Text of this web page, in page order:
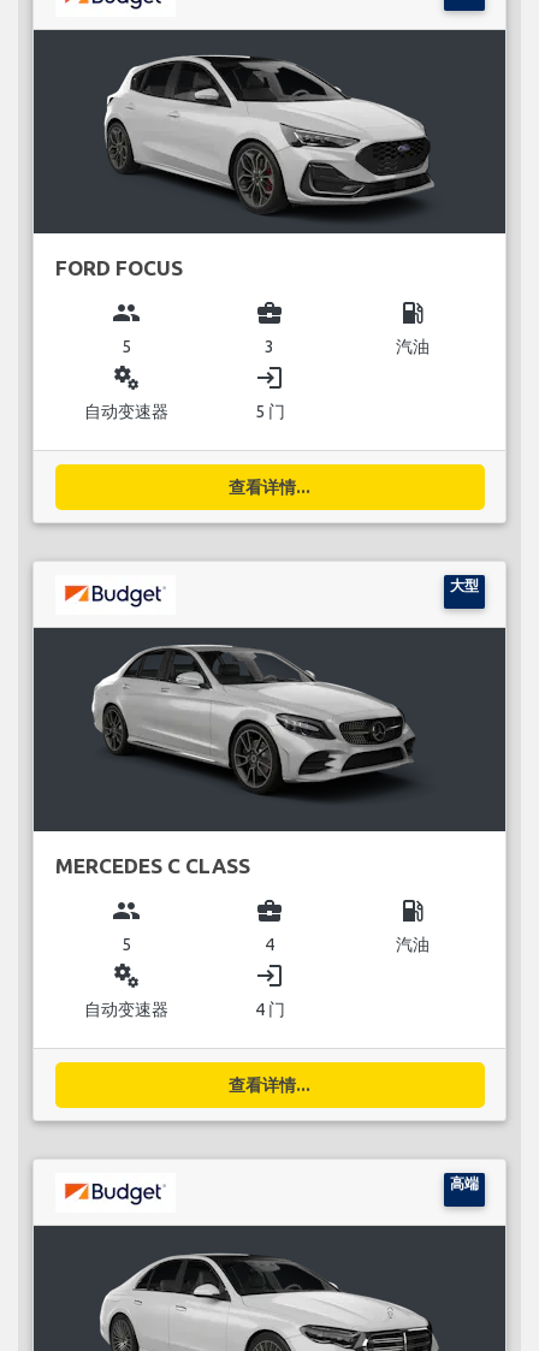
FORD FOCUS
group
5
business_center
3
local_gas_station
汽油
miscellaneous_services
自动变速器
login
5 门
查看详情...
大型
MERCEDES C CLASS
group
5
business_center
4
local_gas_station
汽油
miscellaneous_services
自动变速器
login
4 门
查看详情...
高端